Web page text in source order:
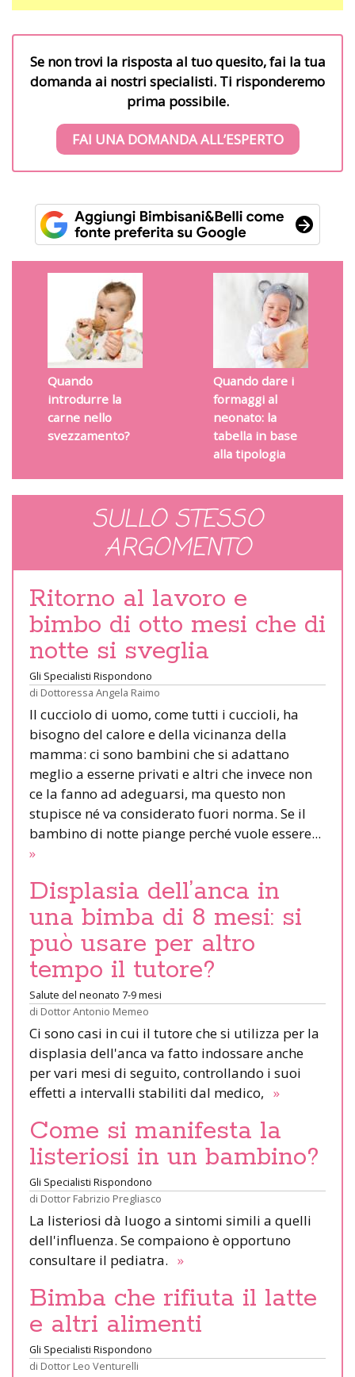
Se non trovi la risposta al tuo quesito, fai la tua
domanda ai nostri specialisti. Ti risponderemo
prima possibile.
FAI UNA DOMANDA ALL’ESPERTO
Quando
introdurre la
carne nello
svezzamento?
Quando dare i
formaggi al
neonato: la
tabella in base
alla tipologia
SULLO STESSO
ARGOMENTO
Ritorno al lavoro e
bimbo di otto mesi che di
notte si sveglia
Gli Specialisti Rispondono
di Dottoressa Angela Raimo
Il cucciolo di uomo, come tutti i cuccioli, ha
bisogno del calore e della vicinanza della
mamma: ci sono bambini che si adattano
meglio a esserne privati e altri che invece non
ce la fanno ad adeguarsi, ma questo non
stupisce né va considerato fuori norma. Se il
bambino di notte piange perché vuole essere...
»
Displasia dell’anca in
una bimba di 8 mesi: si
può usare per altro
tempo il tutore?
Salute del neonato 7-9 mesi
di Dottor Antonio Memeo
Ci sono casi in cui il tutore che si utilizza per la
displasia dell'anca va fatto indossare anche
per vari mesi di seguito, controllando i suoi
effetti a intervalli stabiliti dal medico, »
Come si manifesta la
listeriosi in un bambino?
Gli Specialisti Rispondono
di Dottor Fabrizio Pregliasco
La listeriosi dà luogo a sintomi simili a quelli
dell'influenza. Se compaiono è opportuno
consultare il pediatra. »
Bimba che rifiuta il latte
e altri alimenti
Gli Specialisti Rispondono
di Dottor Leo Venturelli